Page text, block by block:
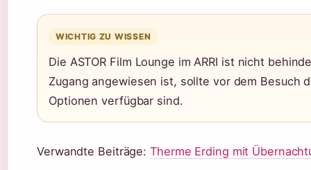
WICHTIG ZU WISSEN
Die ASTOR Film Lounge im ARRI ist nicht
Zugang angewiesen ist, sollte vor dem Besuch
Optionen verfügbar sind.
Verwandte Beiträge: Therme Erding mit